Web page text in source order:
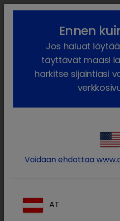
Ruokavaliot ja ravitsemus
Koira
Ennen
Jos haluat
täyttävät maasi
harkitse sijaintiasi
Voidaan ehdottaa
AT